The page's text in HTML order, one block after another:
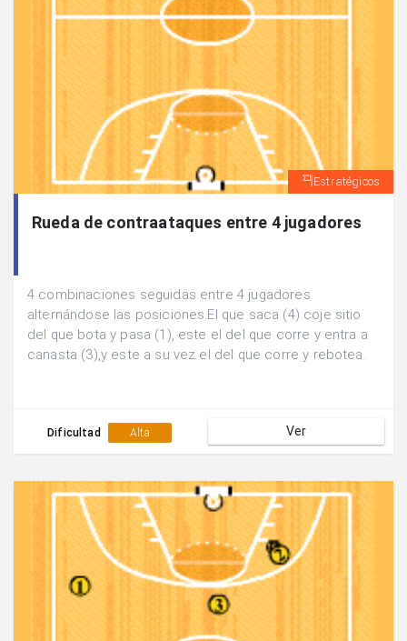
Estratégicos
Rueda de contraataques entre 4 jugadores
4 combinaciones seguidas entre 4 jugadores
alternándose las posiciones.El que saca (4) coje sitio
del que bota y pasa (1), este el del que corre y entra a
canasta (3),y este a su vez el del que corre y rebotea.
Dificultad Alta Ver